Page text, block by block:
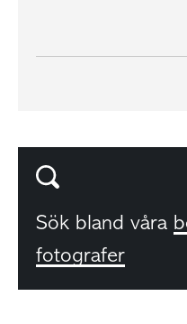
Sök bland våra
fotografer